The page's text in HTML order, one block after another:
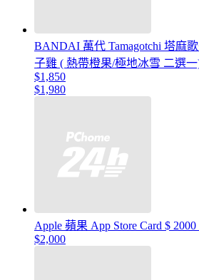
BANDAI 萬代 Tamagotchi 塔麻
子雞 ( 熱帶橙果/極地冰雪 二選
$1,850
$1,980
Apple 蘋果 App Store Card $
$2,000